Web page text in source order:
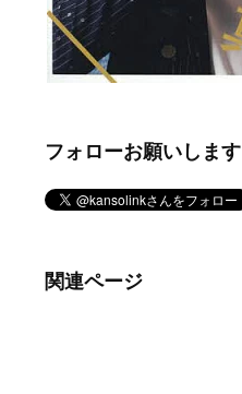
フォローお願いします
関連ページ